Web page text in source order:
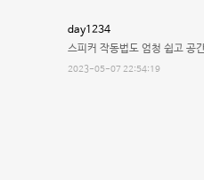
day1234
스피커 작동법도 엄청 쉽고 공
2023-05-07 22:54:19